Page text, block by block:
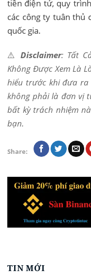
tiền điện tử, quy
các công ty tuân thủ
quốc gia.
⚠️Disclaimer: Tất
Không Được Xem Là
hiểu trước khi đưa
không phải là đơn vị
bất kỳ trách nhiệm
bạn.
Share:
TIN MỚI